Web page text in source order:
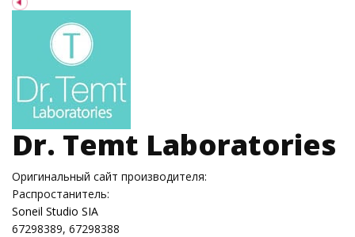
Dr. Temt Laboratories
Оригинальный сайт производителя:
Распростанитель:
Soneil Studio SIA
67298389, 67298388